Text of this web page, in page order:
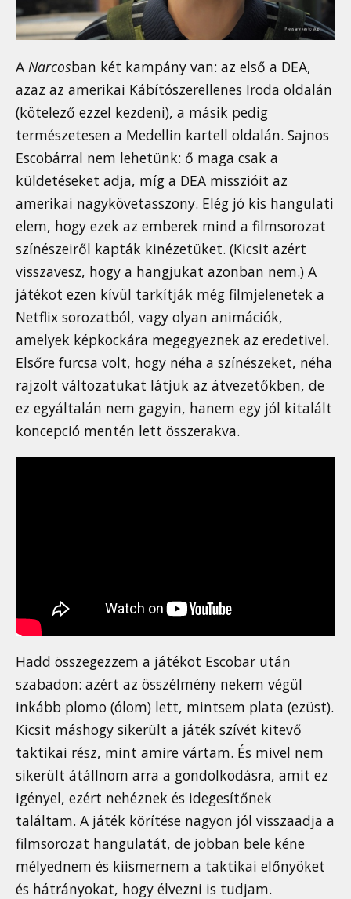
A Narcosban két kampány van: az első a DEA,
azaz az amerikai Kábítószerellenes Iroda oldalán
(kötelező ezzel kezdeni), a másik pedig
természetesen a Medellin kartell oldalán. Sajnos
Escobárral nem lehetünk: ő maga csak a
küldetéseket adja, míg a DEA misszióit az
amerikai nagykövetasszony. Elég jó kis hangulati
elem, hogy ezek az emberek mind a filmsorozat
színészeiről kapták kinézetüket. (Kicsit azért
visszavesz, hogy a hangjukat azonban nem.) A
játékot ezen kívül tarkítják még filmjelenetek a
Netflix sorozatból, vagy olyan animációk,
amelyek képkockára megegyeznek az eredetivel.
Elsőre furcsa volt, hogy néha a színészeket, néha
rajzolt változatukat látjuk az átvezetőkben, de
ez egyáltalán nem gagyin, hanem egy jól kitalált
koncepció mentén lett összerakva.
Hadd összegezzem a játékot Escobar után
szabadon: azért az összélmény nekem végül
inkább plomo (ólom) lett, mintsem plata (ezüst).
Kicsit máshogy sikerült a játék szívét kitevő
taktikai rész, mint amire vártam. És mivel nem
sikerült átállnom arra a gondolkodásra, amit ez
igényel, ezért nehéznek és idegesítőnek
találtam. A játék körítése nagyon jól visszaadja a
filmsorozat hangulatát, de jobban bele kéne
mélyednem és kiismernem a taktikai előnyöket
és hátrányokat, hogy élvezni is tudjam.